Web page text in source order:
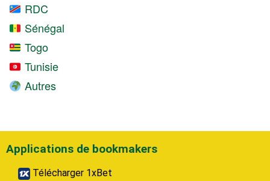
RDC
Sénégal
Togo
Tunisie
Autres
Applications de bookmakers
Télécharger 1xBet